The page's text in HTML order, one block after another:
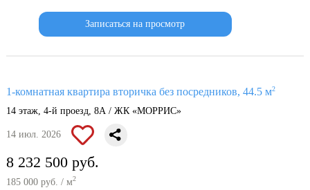
Записаться на просмотр
1-комнатная квартира вторичка без посредников, 44.5 м2
14 этаж, 4-й проезд, 8А / ЖК «МОРРИС»
14 июл. 2026
8 232 500 руб.
185 000 руб. / м2